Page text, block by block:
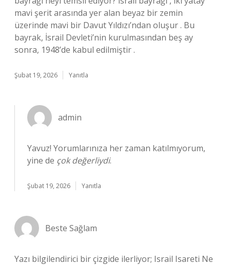
mavi şerit arasında yer alan beyaz bir zemin
üzerinde mavi bir Davut Yıldızı’ndan oluşur . Bu
bayrak, İsrail Devleti’nin kurulmasından beş ay
sonra, 1948’de kabul edilmiştir .
Şubat 19, 2026 Yanıtla
admin
Yavuz! Yorumlarınıza her zaman katılmıyorum,
yine de çok değerliydi.
Şubat 19, 2026 Yanıtla
Beste Sağlam
Yazı bilgilendirici bir çizgide ilerliyor; Israil Isareti Ne